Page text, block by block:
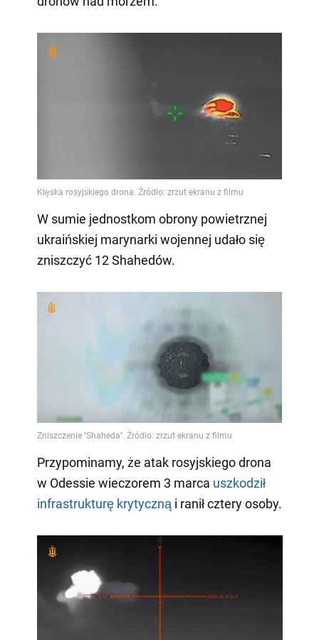
W sumie jednostkom obrony powietrznej
ukraińskiej marynarki wojennej udało się
zniszczyć 12 Shahedów.
Przypominamy, że atak rosyjskiego drona
w Odessie wieczorem 3 marca uszkodził
infrastrukturę krytycznąi ranił cztery osoby.